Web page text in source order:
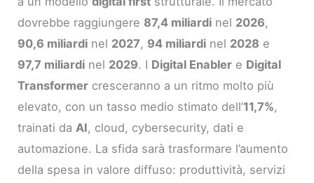
dovrebbe raggiungere 87,4 miliardi nel 2026,
90,6 miliardi nel 2027, 94 miliardi nel 2028 e
97,7 miliardi nel 2029. I Digital Enabler e Digital
Transformer cresceranno a un ritmo molto più
elevato, con un tasso medio stimato dell’11,7%,
trainati daAI, cloud, cybersecurity, dati e
automazione. La sfida sarà trasformare l’aumento
della spesa in valore diffuso: produttività, servizi